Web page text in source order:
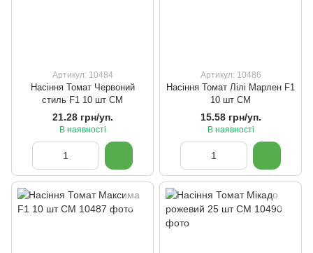
Артикул: 10484
Насіння Томат Червоний
стиль F1 10 шт СМ
21.28 грн/уп.
В наявності
Артикул: 10486
Насіння Томат Лілі Марлен F1
10 шт СМ
15.58 грн/уп.
В наявності